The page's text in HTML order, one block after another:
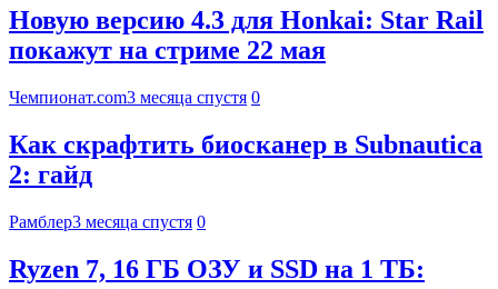
Новую версию 4.3 для Honkai: Star Rail
покажут на стриме 22 мая
Чемпионат.com3 месяца спустя 0
Как скрафтить биосканер в Subnautica
2: гайд
Рамблер3 месяца спустя 0
Ryzen 7, 16 ГБ ОЗУ и SSD на 1 ТБ: